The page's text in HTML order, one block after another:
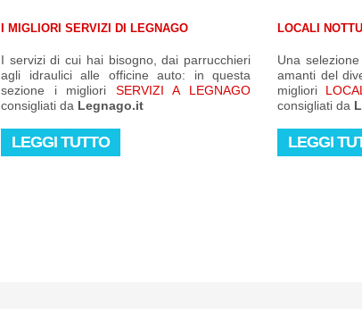
I MIGLIORI SERVIZI DI LEGNAGO
I servizi di cui hai bisogno, dai parrucchieri
agli idraulici alle officine auto: in questa
sezione i migliori SERVIZI A LEGNAGO
consigliati da Legnago.it
LEGGI TUTTO
LOCALI
Una
amanti del
migliori
consigliati da
LEGGI